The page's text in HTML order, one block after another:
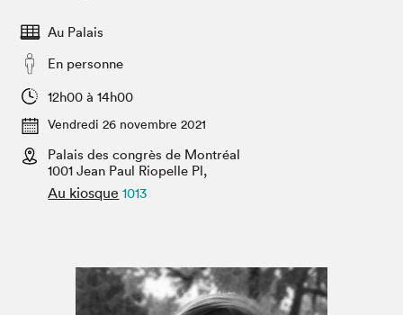
Espace exposant⋅e⋅s
Espace enseignant·e·s
Actualités
SLM PRO
Préparer sa visite
Salon au Palais
Projets partenaires
Au Palais
En personne
12h00 à 14h00
Vendredi 26 novembre 2021
Palais des congrès de Montréal
1001 Jean Paul Riopelle Pl,
Au kiosque 1013